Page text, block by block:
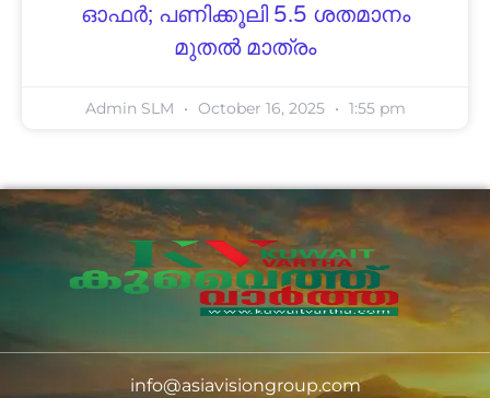
ഓഫർ; പണിക്കൂലി 5.5 ശതമാനം
മുതൽ മാത്രം
Admin SLM October 16, 2025 1:55 pm
info@asiavisiongroup.com